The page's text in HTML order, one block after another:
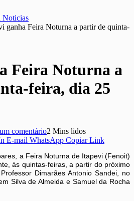
ganha Feira Noturna a partir de quinta-
Feira Noturna a
feira, dia 25
comentário2 Mins lidos
E-mail WhatsApp Copiar Link
a Feira Noturna de Itapevi (Fenoit)
às quintas-feiras, a partir do próximo
Dimarães Antonio Sandei, no
Silva de Almeida e Samuel da Rocha